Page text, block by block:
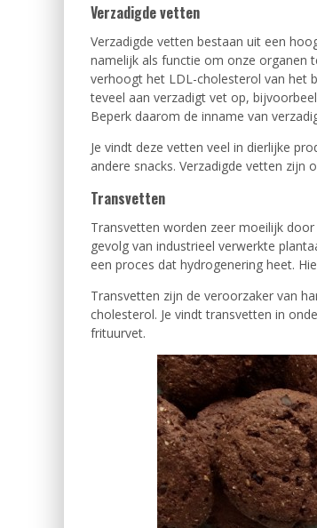
Verzadigde vetten
Verzadigde vetten bestaan uit een
namelijk als functie om onze organen
verhoogt het LDL-cholesterol van het
teveel aan verzadigt vet op,
Beperk daarom de inname van
Je vindt deze vetten veel in dierlijke
andere snacks. Verzadigde vetten
Transvetten
Transvetten worden zeer moeilijk
gevolg van industrieel verwerkte
een proces dat hydrogenering heet.
Transvetten zijn de veroorzaker van
cholesterol. Je vindt transvetten in
frituurvet.